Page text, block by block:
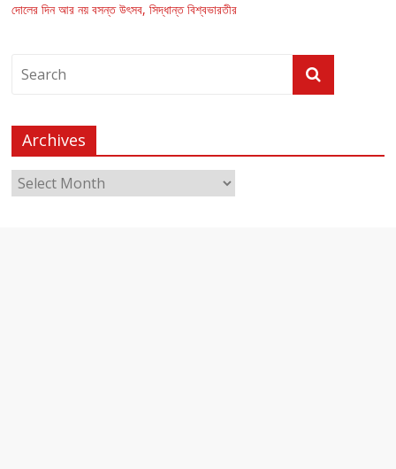
দোলের দিন আর নয় বসন্ত উৎসব, সিদ্ধান্ত বিশ্বভারতীর
Archives